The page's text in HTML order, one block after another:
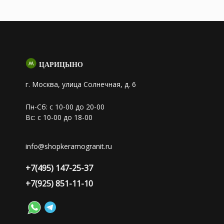
ЦАРИЦЫНО
г. Москва, улица Солнечная, д. 6
Пн-Сб: с 10-00 до 20-00
Вс: с 10-00 до 18-00
info@shopkeramogranit.ru
+7(495) 147-25-37
+7(925) 851-11-10